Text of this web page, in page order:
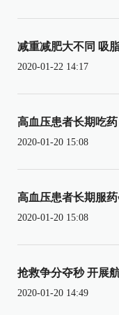
减重减肥大不同 吸
2020-01-22 14:17
高血压患者长期吃
2020-01-20 15:08
高血压患者长期服
2020-01-20 15:08
抢救争分夺秒 开展
2020-01-20 14:49